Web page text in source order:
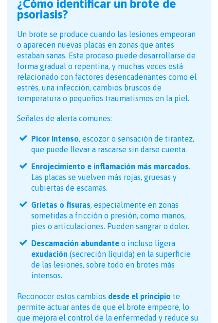
¿Cómo identificar un brote de
psoriasis?
Un brote se produce cuando las lesiones empeoran
o aparecen nuevas placas en zonas que antes
estaban sanas. Este proceso puede desarrollarse de
forma gradual o repentina, y muchas veces está
relacionado con factores desencadenantes como el
estrés, una infección, cambios bruscos de
temperatura o pequeños traumatismos en la piel.
Señales de alerta comunes:
Picor intenso, escozor o sensación de tirantez,
que puede llevar a rascarse sin darse cuenta.
Enrojecimiento e inflamación más marcados.
Las placas se vuelven más rojas, gruesas y
cubiertas de escamas.
Grietas o fisuras, especialmente en zonas
sometidas a fricción o presión, como manos,
pies o articulaciones. Pueden sangrar o doler.
Descamación abundanteo incluso ligera
exudación (secreción líquida) en la superficie
de las lesiones, sobre todo en brotes más
intensos.
Reconocer estos cambios desde el principio te
permite actuar antes de que el brote empeore, lo
que mejora el control de la enfermedad y reduce su